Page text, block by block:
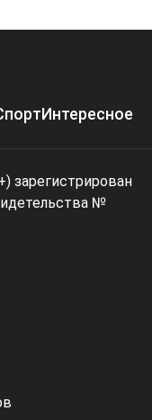
Интересное
зарегистрирован
№